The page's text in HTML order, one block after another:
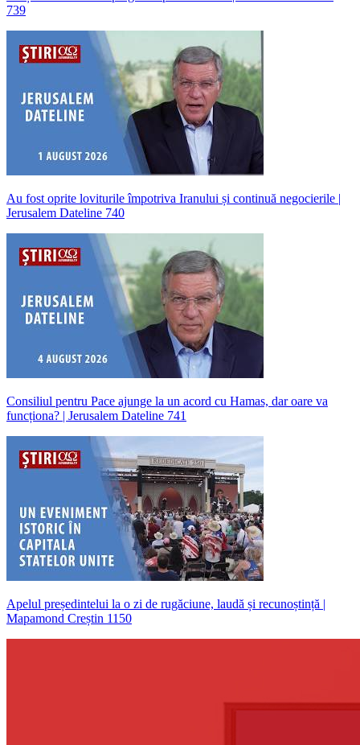
739
Au fost oprite loviturile împotriva Iranului și continuă negocierile |
Jerusalem Dateline 740
Consiliul pentru Pace ajunge la un acord cu Hamas, dar oare va
funcționa? | Jerusalem Dateline 741
Apelul președintelui la o zi de rugăciune, laudă și recunoștință |
Mapamond Creștin 1150